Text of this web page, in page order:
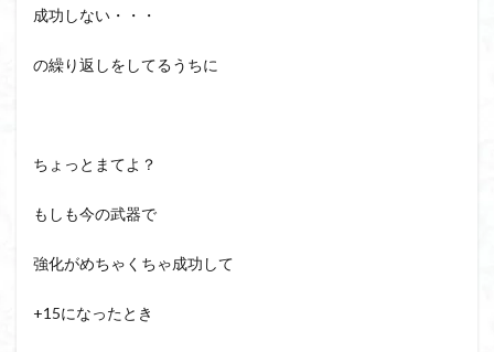
成功しない・・・
の繰り返しをしてるうちに
ちょっとまてよ？
もしも今の武器で
強化がめちゃくちゃ成功して
+15になったとき